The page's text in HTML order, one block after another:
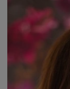
Neuigkeiten